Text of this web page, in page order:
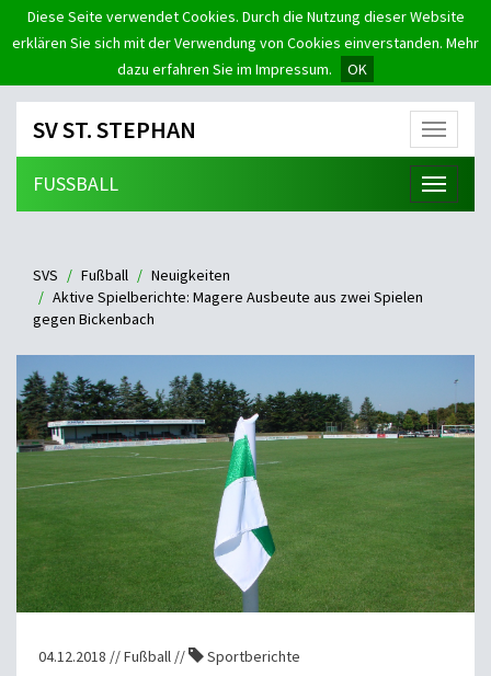
Diese Seite verwendet Cookies. Durch die Nutzung dieser Website
erklären Sie sich mit der Verwendung von Cookies einverstanden. Mehr
dazu erfahren Sie im Impressum.
OK
Menü
SV ST. STEPHAN
Menü
FUSSBALL
SVS Fußball
Neuigkeiten
Aktive Spielberichte: Magere Ausbeute aus zwei Spielen
gegen Bickenbach
04.12.2018 // Fußball //
Sportberichte